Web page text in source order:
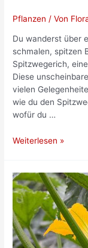
Pflanzen / Von
Du wanderst über
schmalen, spitzen
Spitzwegerich,
Diese
vielen
wie du den
wofür du …
Spitzwegerich:
Weiterlesen »